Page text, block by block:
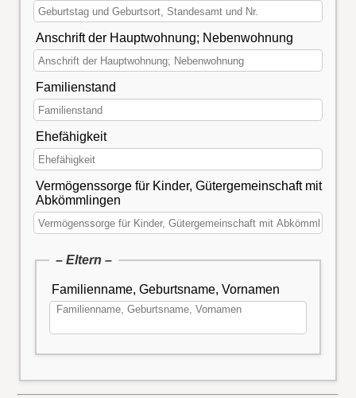
Anschrift der Hauptwohnung; Nebenwohnung
Familienstand
Ehefähigkeit
Vermögenssorge für Kinder, Gütergemeinschaft mit
Abkömmlingen
– Eltern –
Familienname, Geburtsname, Vornamen